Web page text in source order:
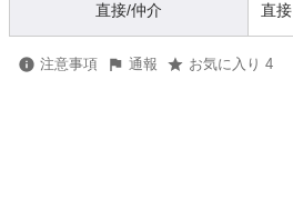
直接/仲介 直接
注意事項 通報 お気に入り 4